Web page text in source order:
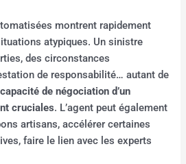
montrent rapidement
atypiques. Un sinistre
des circonstances
de responsabilité… autant de
de négociation d’un
cruciales. L’agent peut également
artisans, accélérer certaines
faire le lien avec les experts